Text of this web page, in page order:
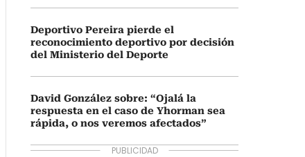
Deportivo Pereira pierde el
reconocimiento deportivo por decisión
del Ministerio del Deporte
David González sobre: “Ojalá la
respuesta en el caso de Yhorman sea
rápida, o nos veremos afectados”